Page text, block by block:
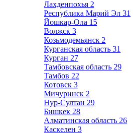
Лахденпохья 2
Республика Марий Эл 31
Йошкар-Ола 15
Волжск 3
Козьмодемьянск 2
Курганская область 31
Курган 27
Тамбовская область 29
Тамбов 22
Котовск 3
Мичуринск 2
Нур-Султан 29
Бишкек 28
Алматинская область 26
Каскелен 3